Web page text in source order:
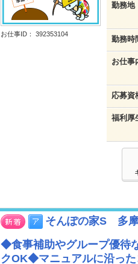
お仕事ID： 392353104
勤務地
勤務時
お仕事
応募資
福利厚
そんぽの家S 多摩
◆食事補助やグループ優待
クOK◆マニュアルに沿っ